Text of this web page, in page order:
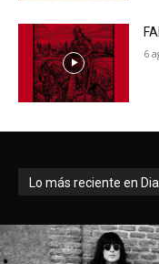
6
Lo más reciente en